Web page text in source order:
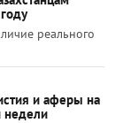
реального
и аферы на
недели